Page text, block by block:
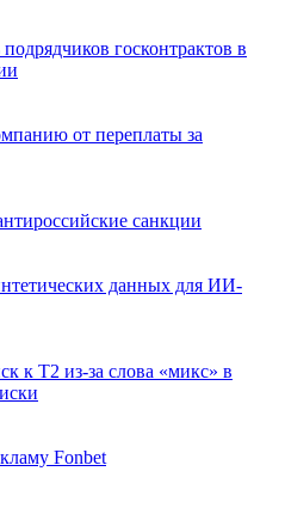
госконтрактов в
от переплаты за
санкции
данных для ИИ-
к Т2 из-за слова «микс» в
Fonbet